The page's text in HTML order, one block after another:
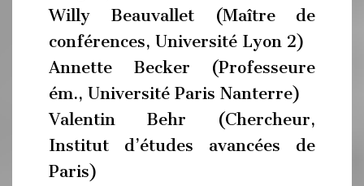
Willy Beauvallet (Maître de
conférences, Université Lyon 2)
Annette Becker (Professeure
ém., Université Paris Nanterre)
Valentin Behr (Chercheur,
Institut d’études avancées de
Paris)